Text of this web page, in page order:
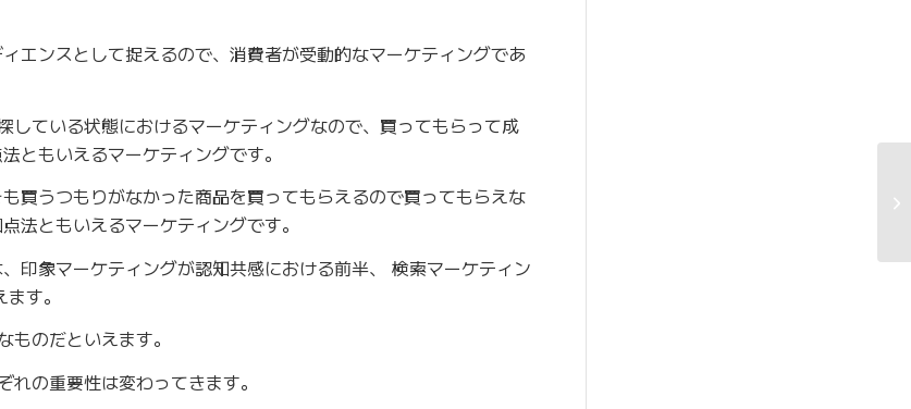
エンスとして捉えるので、消費者が受動的なマーケティングであ
している状態におけるマーケティングなので、買ってもらって成
ともいえるマーケティングです。
買うつもりがなかった商品を買ってもらえるので買ってもらえな
法ともいえるマーケティングです。
印象マーケティングが認知共感における前半、 検索マーケティン
す。
のだといえます。
の重要性は変わってきます。